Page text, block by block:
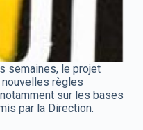
semaines, le projet
règles
sur les bases
par la Direction.